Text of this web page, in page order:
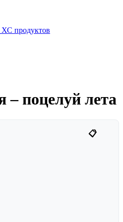
продуктов
– поцелуй лета
📋